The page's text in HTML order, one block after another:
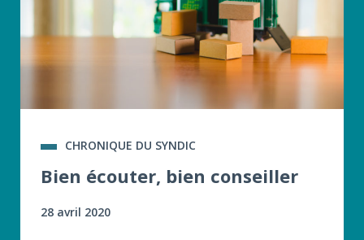
CHRONIQUE DU SYNDIC
Bien écouter, bien conseiller
28 avril 2020